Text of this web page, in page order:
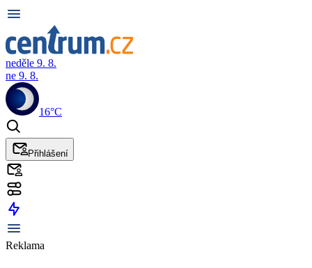
neděle 9. 8.
ne 9. 8.
16°C
Přihlášení
Reklama